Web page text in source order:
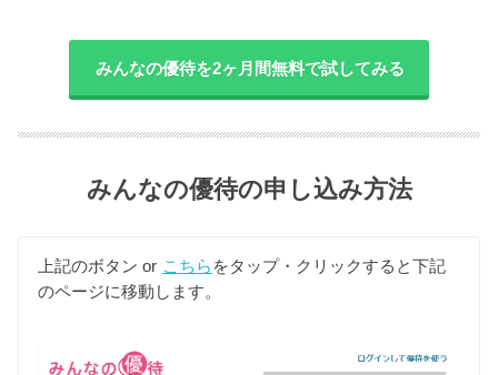
みんなの優待を2ヶ月間無料で試してみる
みんなの優待の申し込み方法
上記のボタン or こちら をタップ・クリックすると下記
のページに移動します。